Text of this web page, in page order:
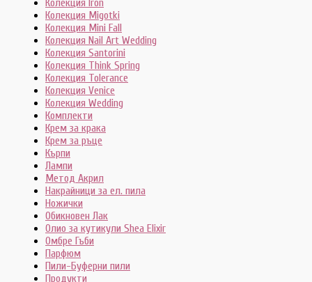
Колекция Iron
Колекция Migotki
Колекция Mini Fall
Колекция Nail Art Wedding
Колекция Santorini
Колекция Think Spring
Колекция Tolerance
Колекция Venice
Колекция Wedding
Комплекти
Крем за крака
Крем за ръце
Кърпи
Лампи
Метод Акрил
Накрайници за ел. пила
Ножички
Обикновен Лак
Олио за кутикули Shea Elixir
Омбре Гъби
Парфюм
Пили-Буферни пили
Продукти